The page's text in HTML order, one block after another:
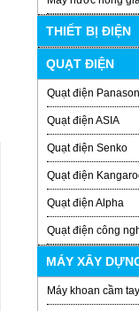
THIẾT BỊ ĐIỆN
QUẠT ĐIỆN
Quạt điện
Quạt điện ASIA
Quạt điện Senko
Quạt điện
Quạt điện Alpha
Quạt điện công
MÁY XÂY
Máy khoan cầm